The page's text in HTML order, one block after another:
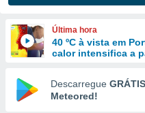
das
e
forma
digital
Última hora
40 ºC à vista em
calor intensifica a
Descarregue GRÁTIS
Meteored!